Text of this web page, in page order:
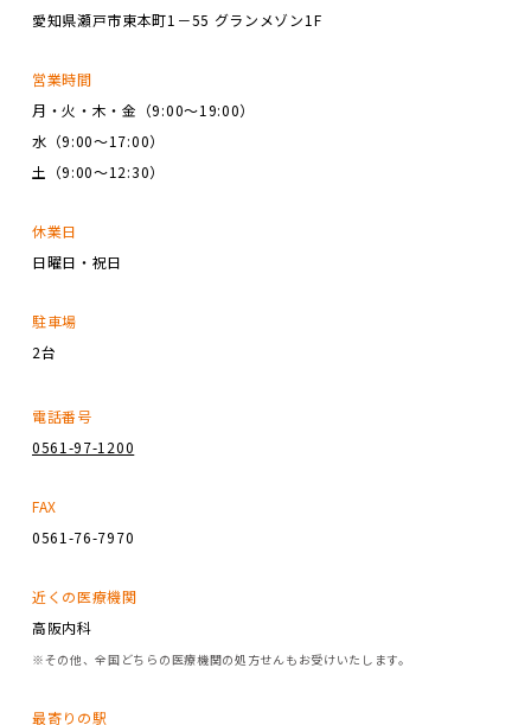
愛知県瀬戸市東本町1－55 グランメゾン1F
営業時間
月・火・木・金（9:00～19:00）
水（9:00～17:00）
土（9:00～12:30）
休業日
日曜日・祝日
駐車場
2台
電話番号
0561-97-1200
FAX
0561-76-7970
近くの医療機関
高阪内科
※その他、全国どちらの医療機関の処方せんもお受けいたします。
最寄りの駅